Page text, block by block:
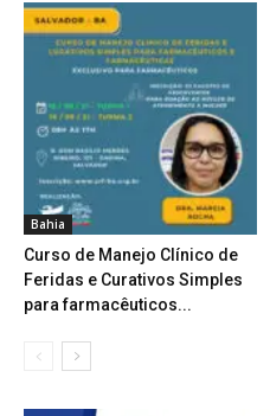
Bahia
Curso de Manejo Clínico de
Feridas e Curativos Simples
para farmacêuticos...